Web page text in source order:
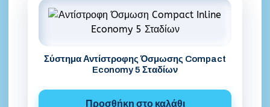
Σύστημα Αντίστροφης Όσμωσης Compact
Economy 5 Σταδίων
Προσθήκη στο καλάθι